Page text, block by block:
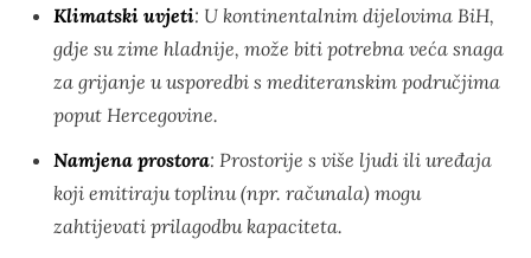
Klimatski uvjeti: U kontinentalnim dijelovima BiH,
gdje su zime hladnije, može biti potrebna veća snaga
za grijanje u usporedbi s mediteranskim područjima
poput Hercegovine.
Namjena prostora: Prostorije s više ljudi ili uređaja
koji emitiraju toplinu (npr. računala) mogu
zahtijevati prilagodbu kapaciteta.